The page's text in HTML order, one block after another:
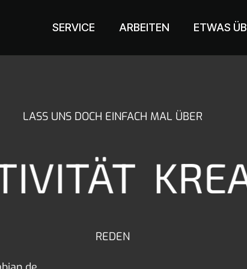
SERVICE ARBEITEN ETWAS
LASS UNS DOCH EINFACH MAL ÜBER
REDEN